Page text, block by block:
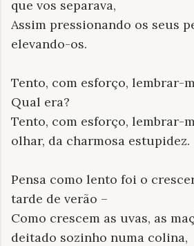
que vos separava,
Assim pressionando os seus
elevando-os.
Tento, com esforço, lembrar-
Qual era?
Tento, com esforço, lembrar-
olhar, da charmosa estupidez.
Pensa como lento foi o
tarde de verão –
Como crescem as uvas, as
deitado sozinho numa colina,